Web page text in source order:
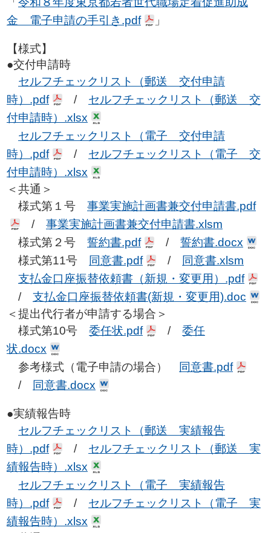
金 電子申請の手引き.pdf
」
【様式】
●交付申請時
セルフチェックリスト（郵送 交付申請
時）.pdf
/ セルフチェックリスト（郵送 交
付申請時）.xlsx
セルフチェックリスト（電子 交付申請
時）.pdf
/ セルフチェックリスト（電子 交
付申請時）.xlsx
＜共通＞
様式第１号 事業実施計画書兼交付申請書.pdf
/ 事業実施計画書兼交付申請書.xlsm
様式第２号 誓約書.pdf / 誓約書.docx
様式第11号
同意書.pdf /
同意書.xlsm
支払金口座振替依頼書（新規・変更用）.pdf
/ 支払金口座振替依頼書(新規・変更用).doc
＜提出代行者が申請する場合＞
様式第10号 委任状.pdf / 委任
状.docx
参考様式（電子申請の場合）
同意書.pdf
/
同意書.docx
●実績報告時
セルフチェックリスト（郵送 実績報告
時）.pdf
/ セルフチェックリスト（郵送 実
績報告時）.xlsx
セルフチェックリスト（電子 実績報告
時）.pdf
/ セルフチェックリスト（電子 実
績報告時）.xlsx